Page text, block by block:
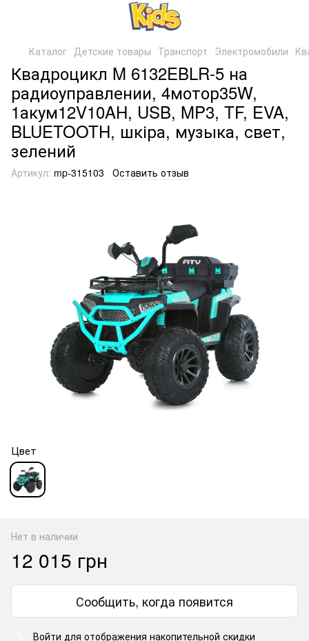
Каталог Детские товары Транспорт Электромобили
Квадроцикл M 6132EBLR-5 на
радиоуправлении, 4мотор35W,
1акум12V10AH, USB, MP3, TF, EVA,
BLUETOOTH, шкіра, музыка, свет,
зелений
Артикул: mp-315103 Оставить отзыв
Цвет
Нет в наличии
12 015 грн
Сообщить, когда появится
Войти для отображения накопительной скидки